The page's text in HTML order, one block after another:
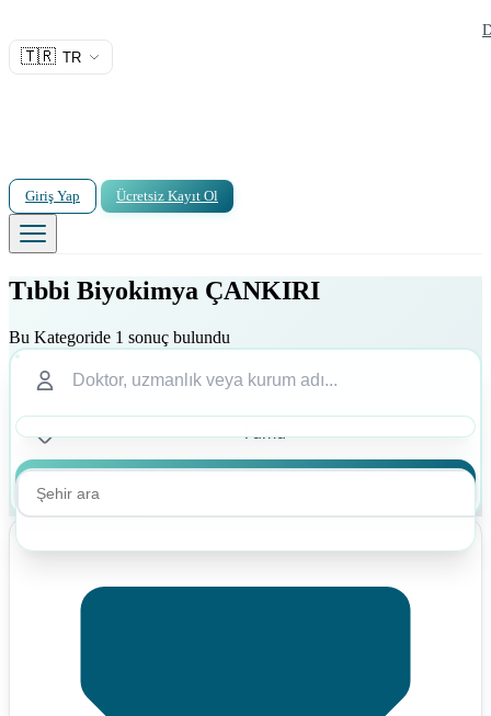
🇹🇷 TR
Giriş Yap Ücretsiz Kayıt Ol
Tıbbi Biyokimya ÇANKIRI
Bu Kategoride 1 sonuç bulundu